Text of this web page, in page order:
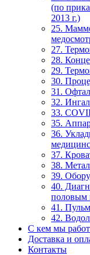
(по
2013 г.)
25.
27.
28.
29.
30.
31.
32.
33.
35.
36.
37.
38.
39.
40.
половым
41.
42.
С кем мы
Доставка и
Контакты